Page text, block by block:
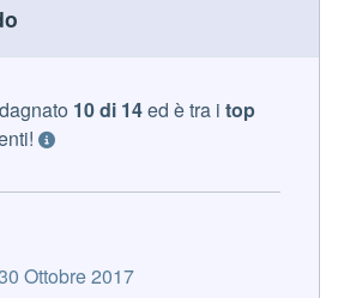
10 di 14ed è tra i top
Ottobre 2017